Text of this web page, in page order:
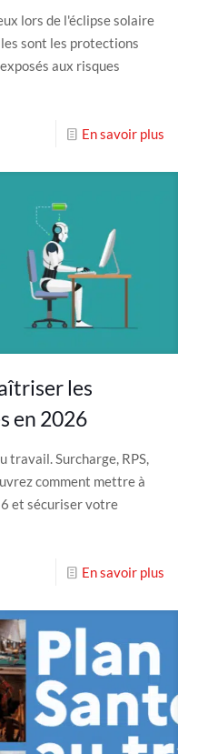
lors de l'éclipse solaire
sont les protections
aux risques
En savoir plus
les
en 2026
travail. Surcharge, RPS,
comment mettre à
et sécuriser votre
En savoir plus